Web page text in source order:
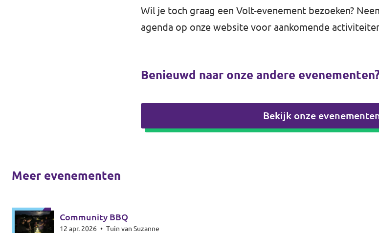
Wil je toch graag een Volt-evenement bezoeken?
agenda op onze website voor aankomende
Benieuwd naar onze andere
Bekijk onze
Meer evenementen
Community BBQ
12 apr. 2026 • Tuin van Suzanne